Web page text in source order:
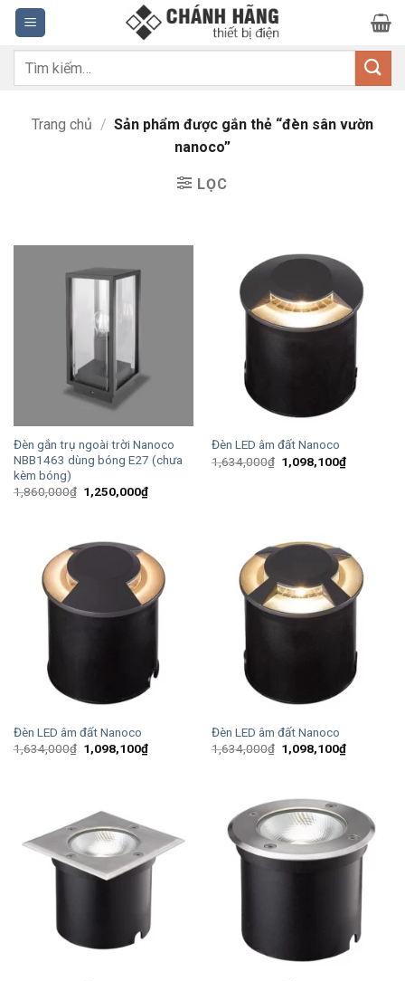
Bỏ
qua
nội
dung
Tìm
Trang chủ / Sản phẩm được gắn thẻ “đèn sân vườn
nanoco”
LỌC
Đèn gắn trụ ngoài trời Nanoco
NBB1463 dùng bóng E27 (chưa
kèm bóng)
1,860,000₫ Giá
gốc
1,250,000₫Giá
hiện
Đèn LED âm đất Nanoco
1,634,000₫ Giá
gốc
1,098,100₫Giá
hiện
Đèn LED âm đất Nanoco
1,634,000₫ Giá
gốc
1,098,100₫Giá
hiện
Đèn LED âm đất Nanoco
1,634,000₫ Giá
gốc
1,098,100₫Giá
hiện